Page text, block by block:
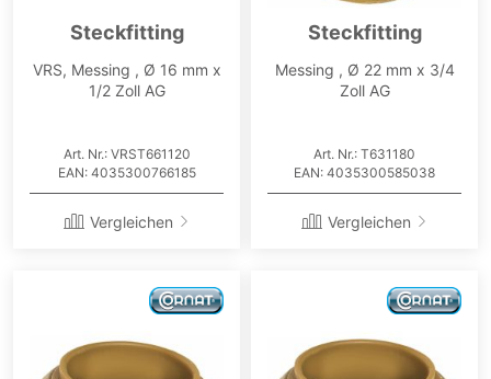
Steckfitting
VRS, Messing , Ø 16 mm x
1/2 Zoll AG
Art. Nr.: VRST661120
EAN: 4035300766185
Vergleichen
Steckfitting
Messing , Ø 22 mm x 3/4
Zoll AG
Art. Nr.: T631180
EAN: 4035300585038
Vergleichen